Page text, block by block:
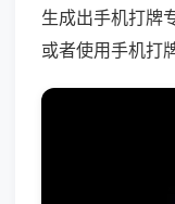
生成出手机打牌
或者使用手机打